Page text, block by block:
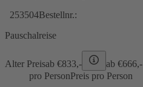
253504Bestellnr.:
Pauschalreise
Alter Preisab €833,- ab €666,-
pro PersonPreis pro Person